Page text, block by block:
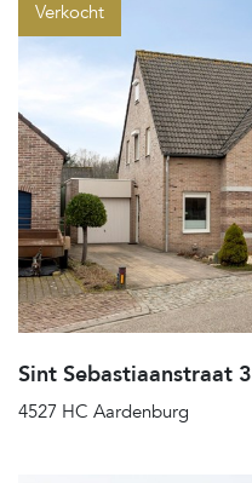
Verkocht
Sint Sebastiaanstraat 3
4527 HC Aardenburg